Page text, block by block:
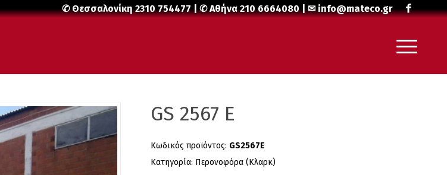
✆ Θεσσαλονίκη2310 754477| ✆ Αθήνα210 6664080| ✉info@mateco.gr
GS 2567 E
Κωδικός προϊόντος: GS2567E
Κατηγορία: Περονοφόρα (Κλαρκ)